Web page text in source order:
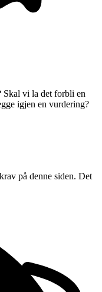
Skal vi la det forbli en
igjen en vurdering?
på denne siden. Det